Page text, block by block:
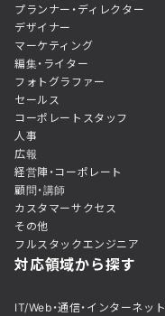
プランナー・ディレクター
デザイナー
マーケティング
編集・ライター
フォトグラファー
セールス
コーポレートスタッフ
人事
広報
経営陣・コーポレート
顧問・講師
カスタマーサクセス
その他
フルスタックエンジニア
対応領域から探す
IT/Web・通信・インターネット